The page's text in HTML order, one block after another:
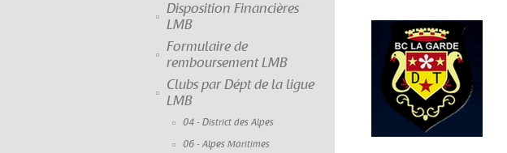
Disposition Financières
LMB
Formulaire de
remboursement LMB
Clubs par Dépt de la ligue
LMB
04 - District des Alpes
06 - Alpes Maritimes